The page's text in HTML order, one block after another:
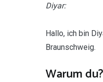
Diyar:
Hallo, ich bin
Braunschweig.
Warum du?